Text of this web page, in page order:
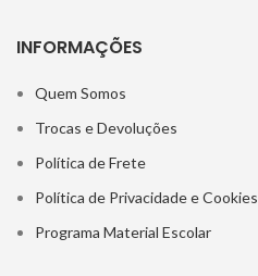
INFORMAÇÕES
Quem Somos
Trocas e Devoluções
Política de Frete
Política de Privacidade e Cookies
Programa Material Escolar